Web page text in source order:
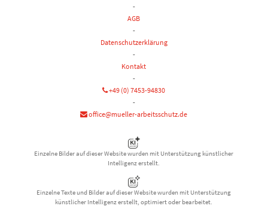
-
AGB
-
Datenschutzerklärung
-
Kontakt
-
+49 (0) 7453-94830
-
office@mueller-arbeitsschutz.de
Einzelne Bilder auf dieser Website wurden mit Unterstützung künstlicher
Intelligenz erstellt.
Einzelne Texte und Bilder auf dieser Website wurden mit Unterstützung
künstlicher Intelligenz erstellt, optimiert oder bearbeitet.